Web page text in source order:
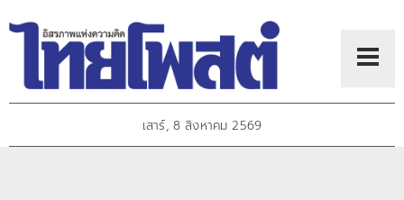
เสาร์, 8 สิงหาคม 2569